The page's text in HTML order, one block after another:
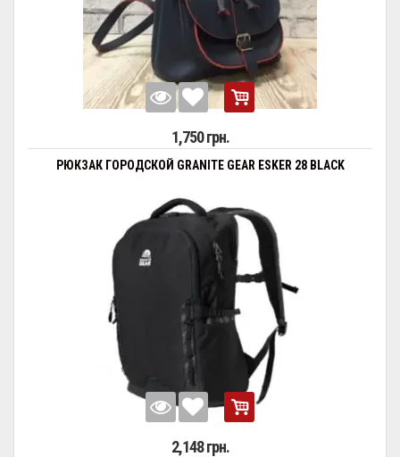
1,750 грн.
РЮКЗАК ГОРОДСКОЙ GRANITE GEAR ESKER 28 BLACK
2,148 грн.